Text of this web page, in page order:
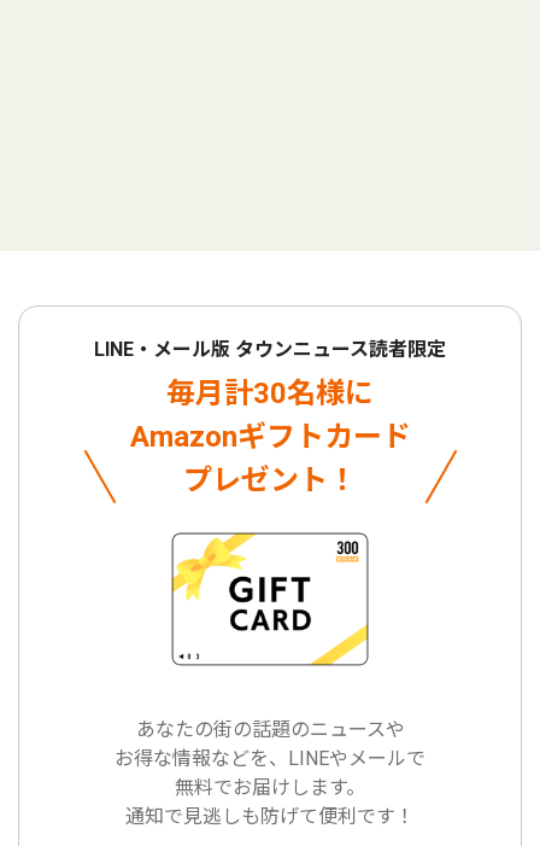
LINE・メール版 タウンニュース読者限定
毎月計30名様に
Amazonギフトカード
プレゼント！
あなたの街の話題のニュースや
お得な情報などを、LINEやメールで
無料でお届けします。
通知で見逃しも防げて便利です！